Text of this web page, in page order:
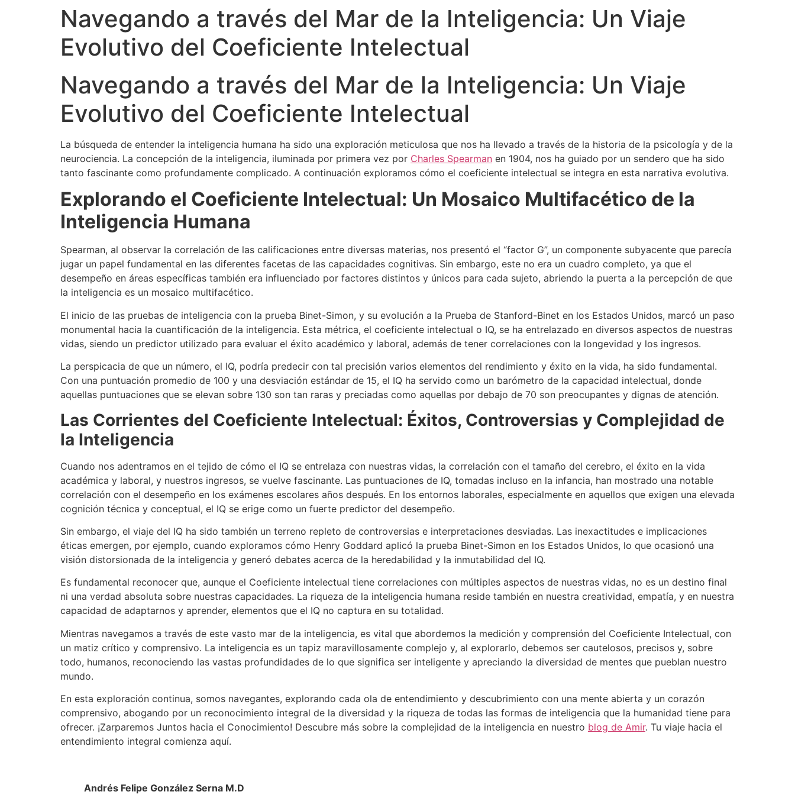
Navegando a través del Mar de la Inteligencia: Un Viaje
Evolutivo del Coeficiente Intelectual
Navegando a través del Mar de la Inteligencia: Un Viaje
Evolutivo del Coeficiente Intelectual
La búsqueda de entender la inteligencia humana ha sido una exploración meticulosa que nos ha llevado a través de la historia de la psicología y de la
neurociencia. La concepción de la inteligencia, iluminada por primera vez por Charles Spearman en 1904, nos ha guiado por un sendero que ha sido
tanto fascinante como profundamente complicado. A continuación exploramos cómo el coeficiente intelectual se integra en esta narrativa evolutiva.
Explorando el Coeficiente Intelectual: Un Mosaico Multifacético de la
Inteligencia Humana
Spearman, al observar la correlación de las calificaciones entre diversas materias, nos presentó el “factor G”, un componente subyacente que parecía
jugar un papel fundamental en las diferentes facetas de las capacidades cognitivas. Sin embargo, este no era un cuadro completo, ya que el
desempeño en áreas específicas también era influenciado por factores distintos y únicos para cada sujeto, abriendo la puerta a la percepción de que
la inteligencia es un mosaico multifacético.
El inicio de las pruebas de inteligencia con la prueba Binet-Simon, y su evolución a la Prueba de Stanford-Binet en los Estados Unidos, marcó un paso
monumental hacia la cuantificación de la inteligencia. Esta métrica, el coeficiente intelectual o IQ, se ha entrelazado en diversos aspectos de nuestras
vidas, siendo un predictor utilizado para evaluar el éxito académico y laboral, además de tener correlaciones con la longevidad y los ingresos.
La perspicacia de que un número, el IQ, podría predecir con tal precisión varios elementos del rendimiento y éxito en la vida, ha sido fundamental.
Con una puntuación promedio de 100 y una desviación estándar de 15, el IQ ha servido como un barómetro de la capacidad intelectual, donde
aquellas puntuaciones que se elevan sobre 130 son tan raras y preciadas como aquellas por debajo de 70 son preocupantes y dignas de atención.
Las Corrientes del Coeficiente Intelectual: Éxitos, Controversias y Complejidad de
la Inteligencia
Cuando nos adentramos en el tejido de cómo el IQ se entrelaza con nuestras vidas, la correlación con el tamaño del cerebro, el éxito en la vida
académica y laboral, y nuestros ingresos, se vuelve fascinante. Las puntuaciones de IQ, tomadas incluso en la infancia, han mostrado una notable
correlación con el desempeño en los exámenes escolares años después. En los entornos laborales, especialmente en aquellos que exigen una elevada
cognición técnica y conceptual, el IQ se erige como un fuerte predictor del desempeño.
Sin embargo, el viaje del IQ ha sido también un terreno repleto de controversias e interpretaciones desviadas. Las inexactitudes e implicaciones
éticas emergen, por ejemplo, cuando exploramos cómo Henry Goddard aplicó la prueba Binet-Simon en los Estados Unidos, lo que ocasionó una
visión distorsionada de la inteligencia y generó debates acerca de la heredabilidad y la inmutabilidad del IQ.
Es fundamental reconocer que, aunque el Coeficiente intelectual tiene correlaciones con múltiples aspectos de nuestras vidas, no es un destino final
ni una verdad absoluta sobre nuestras capacidades. La riqueza de la inteligencia humana reside también en nuestra creatividad, empatía, y en nuestra
capacidad de adaptarnos y aprender, elementos que el IQ no captura en su totalidad.
Mientras navegamos a través de este vasto mar de la inteligencia, es vital que abordemos la medición y comprensión del Coeficiente Intelectual, con
un matiz crítico y comprensivo. La inteligencia es un tapiz maravillosamente complejo y, al explorarlo, debemos ser cautelosos, precisos y, sobre
todo, humanos, reconociendo las vastas profundidades de lo que significa ser inteligente y apreciando la diversidad de mentes que pueblan nuestro
mundo.
En esta exploración continua, somos navegantes, explorando cada ola de entendimiento y descubrimiento con una mente abierta y un corazón
comprensivo, abogando por un reconocimiento integral de la diversidad y la riqueza de todas las formas de inteligencia que la humanidad tiene para
ofrecer. ¡Zarparemos Juntos hacia el Conocimiento! Descubre más sobre la complejidad de la inteligencia en nuestro blog de Amir. Tu viaje hacia el
entendimiento integral comienza aquí.
Andrés Felipe González Serna M.D